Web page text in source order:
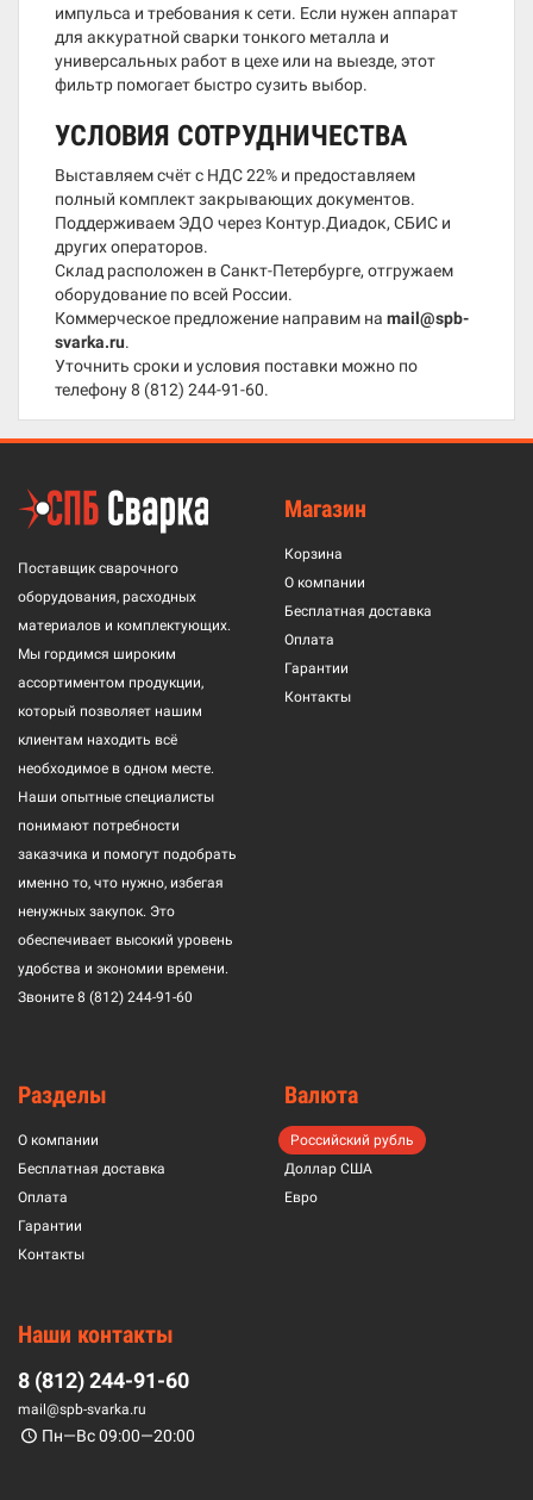
импульса и требования к сети. Если нужен аппарат
для аккуратной сварки тонкого металла и
универсальных работ в цехе или на выезде, этот
фильтр помогает быстро сузить выбор.
УСЛОВИЯ СОТРУДНИЧЕСТВА
Выставляем счёт с НДС 22% и предоставляем
полный комплект закрывающих документов.
Поддерживаем ЭДО через Контур.Диадок, СБИС и
других операторов.
Склад расположен в Санкт-Петербурге, отгружаем
оборудование по всей России.
Коммерческое предложение направим на mail@spb-
svarka.ru.
Уточнить сроки и условия поставки можно по
телефону8 (812) 244-91-60.
Поставщик сварочного
оборудования, расходных
материалов и комплектующих.
Мы гордимся широким
ассортиментом продукции,
который позволяет нашим
клиентам находить всё
необходимое в одном месте.
Наши опытные специалисты
понимают потребности
заказчика и помогут подобрать
именно то, что нужно, избегая
ненужных закупок. Это
обеспечивает высокий уровень
удобства и экономии времени.
Звоните 8 (812) 244-91-60
Магазин
Корзина
О компании
Бесплатная доставка
Оплата
Гарантии
Контакты
Разделы
О компании
Бесплатная доставка
Оплата
Гарантии
Контакты
Валюта
Российский рубль
Доллар США
Евро
Наши контакты
8 (812) 244-91-60
mail@spb-svarka.ru
Пн—Вс 09:00—20:00